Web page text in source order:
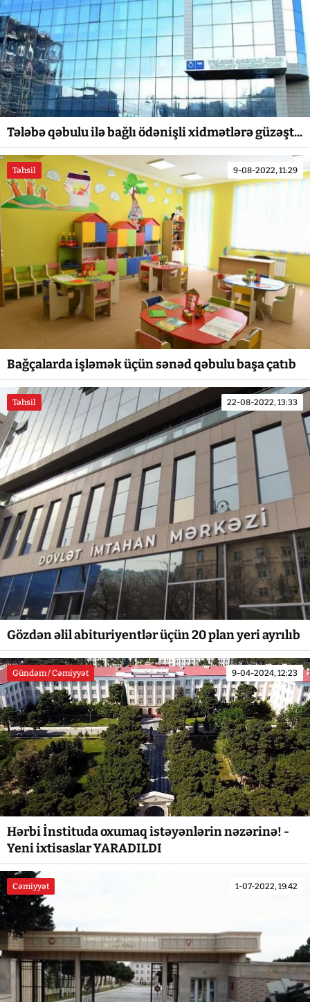
Tələbə qəbulu ilə bağlı ödənişli xidmətlərə güzəşt...
Təhsil 9-08-2022, 11:29
Bağçalarda işləmək üçün sənəd qəbulu başa çatıb
Təhsil 22-08-2022, 13:33
Gözdən əlil abituriyentlər üçün 20 plan yeri ayrılıb
Gündəm / Cəmiyyət 9-04-2024, 12:23
Hərbi İnstituda oxumaq istəyənlərin nəzərinə! -
Yeni ixtisaslar YARADILDI
Cəmiyyət 1-07-2022, 19:42